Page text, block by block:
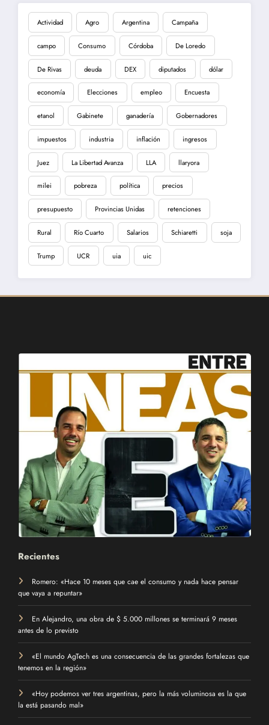
Actividad Agro Argentina Campaña
campo Consumo Córdoba De Loredo
De Rivas deuda DEX diputados dólar
economía Elecciones empleo Encuesta
etanol Gabinete ganadería Gobernadores
impuestos industria inflación ingresos
Juez La Libertad Avanza LLA llaryora
milei pobreza política precios
presupuesto Provincias Unidas retenciones
Rural Río Cuarto Salarios Schiaretti soja
Trump UCR uia uic
Recientes
Romero: «Hace 10 meses que cae el consumo y nada hace pensar
que vaya a repuntar»
En Alejandro, una obra de $ 5.000 millones se terminará 9 meses
antes de lo previsto
«El mundo AgTech es una consecuencia de las grandes fortalezas que
tenemos en la región»
«Hoy podemos ver tres argentinas, pero la más voluminosa es la que
la está pasando mal»